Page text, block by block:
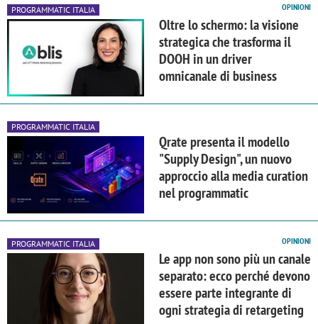
PROGRAMMATIC ITALIA OPINIONI
Oltre lo schermo: la visione
strategica che trasforma il
DOOH in un driver
omnicanale di business
PROGRAMMATIC ITALIA
Qrate presenta il modello
"Supply Design", un nuovo
approccio alla media curation
nel programmatic
PROGRAMMATIC ITALIA OPINIONI
Le app non sono più un canale
separato: ecco perché devono
essere parte integrante di
ogni strategia di retargeting